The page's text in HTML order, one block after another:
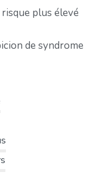
plus élevé
de syndrome